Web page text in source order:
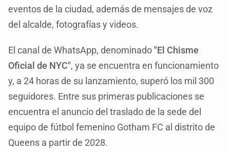
eventos de la ciudad, además de mensajes de voz
del alcalde, fotografías y videos.
El canal de WhatsApp, denominado"El Chisme
Oficial de NYC", ya se encuentra en funcionamiento
y, a 24 horas de su lanzamiento, superó los mil 300
seguidores. Entre sus primeras publicaciones se
encuentra el anuncio del traslado de la sede del
equipo de fútbol femenino Gotham FC al distrito de
Queens a partir de 2028.